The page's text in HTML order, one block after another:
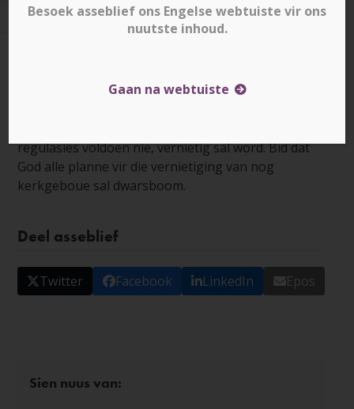
regulasies voldoen nie, vernietig sal word. Bid dat
God alle planne vir die vernietiging van nog
kerkgeboue sal dwarsboom.
Deel asseblief
Twitter Facebook LinkedIn Epos
Sien nuus van:
Besoek asseblief ons Engelse webtuiste vir ons
nuutste inhoud.
Gaan na webtuiste